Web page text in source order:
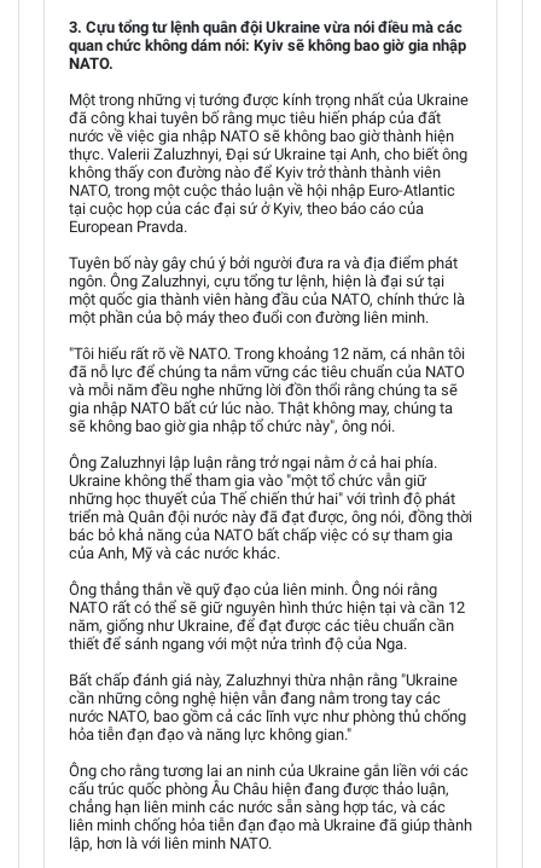
3. Cựu tổng tư lệnh quân đội Ukraine vừa nói điều mà các
quan chức không dám nói: Kyiv sẽ không bao giờ gia nhập
NATO.
Một trong những vị tướng được kính trọng nhất của Ukraine
đã công khai tuyên bố rằng mục tiêu hiến pháp của đất
nước về việc gia nhập NATO sẽ không bao giờ thành hiện
thực. Valerii Zaluzhnyi, Đại sứ Ukraine tại Anh, cho biết ông
không thấy con đường nào để Kyiv trở thành thành viên
NATO, trong một cuộc thảo luận về hội nhập Euro-Atlantic
tại cuộc họp của các đại sứ ở Kyiv, theo báo cáo của
European Pravda.
Tuyên bố này gây chú ý bởi người đưa ra và địa điểm phát
ngôn. Ông Zaluzhnyi, cựu tổng tư lệnh, hiện là đại sứ tại
một quốc gia thành viên hàng đầu của NATO, chính thức là
một phần của bộ máy theo đuổi con đường liên minh.
"Tôi hiểu rất rõ về NATO. Trong khoảng 12 năm, cá nhân tôi
đã nỗ lực để chúng ta nắm vững các tiêu chuẩn của NATO
và mỗi năm đều nghe những lời đồn thổi rằng chúng ta sẽ
gia nhập NATO bất cứ lúc nào. Thật không may, chúng ta
sẽ không bao giờ gia nhập tổ chức này", ông nói.
Ông Zaluzhnyi lập luận rằng trở ngại nằm ở cả hai phía.
Ukraine không thể tham gia vào "một tổ chức vẫn giữ
những học thuyết của Thế chiến thứ hai" với trình độ phát
triển mà Quân đội nước này đã đạt được, ông nói, đồng thời
bác bỏ khả năng của NATO bất chấp việc có sự tham gia
của Anh, Mỹ và các nước khác.
Ông thẳng thắn về quỹ đạo của liên minh. Ông nói rằng
NATO rất có thể sẽ giữ nguyên hình thức hiện tại và cần 12
năm, giống như Ukraine, để đạt được các tiêu chuẩn cần
thiết để sánh ngang với một nửa trình độ của Nga.
Bất chấp đánh giá này, Zaluzhnyi thừa nhận rằng "Ukraine
cần những công nghệ hiện vẫn đang nằm trong tay các
nước NATO, bao gồm cả các lĩnh vực như phòng thủ chống
hỏa tiễn đạn đạo và năng lực không gian."
Ông cho rằng tương lai an ninh của Ukraine gắn liền với các
cấu trúc quốc phòng Âu Châu hiện đang được thảo luận,
chẳng hạn liên minh các nước sẵn sàng hợp tác, và các
liên minh chống hỏa tiễn đạn đạo mà Ukraine đã giúp thành
lập, hơn là với liên minh NATO.